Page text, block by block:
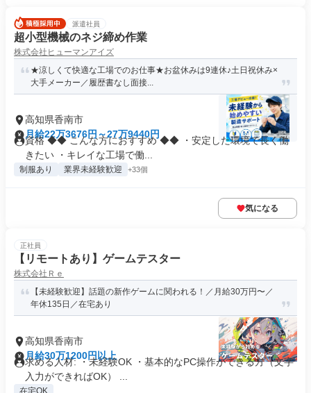
派遣社員
超小型機械のネジ締め作業
株式会社ヒューマンアイズ
★涼しくて快適な工場でのお仕事★お盆休みは9連休♪土日祝休み×
大手メーカー／履歴書なし面接...
高知県香南市
月給22万3676円～27万9440円
資格 ◆◆ こんな方におすすめ ◆◆ ・安定した環境で長く働
きたい ・キレイな工場で働...
制服あり 業界未経験歓迎 +33個
気になる
正社員
【リモートあり】ゲームテスター
株式会社Ｒｅ
【未経験歓迎】話題の新作ゲームに関われる！／月給30万円〜／
年休135日／在宅あり
高知県香南市
月給30万1200円以上
求める人材: ・未経験OK ・基本的なPC操作ができる方（文字
入力ができればOK） ...
在宅OK